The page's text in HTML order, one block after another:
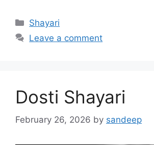
Categories
Shayari
Leave a comment
Dosti Shayari
February 26, 2026 by sandeep